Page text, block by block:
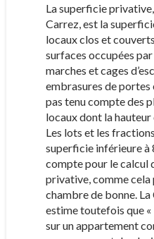
La superficie
Carrez, est la
locaux clos et
surfaces occupées
marches et cages
embrasures de portes
pas tenu compte des
locaux dont la
Les lots et les
superficie inférieure à
compte pour le calcul
privative, comme cela
chambre de bonne.
estime toutefois que «
sur un appartement